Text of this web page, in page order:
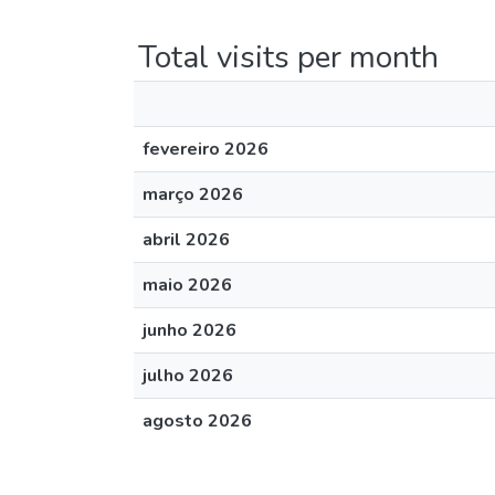
Total visits per month
fevereiro 2026
março 2026
abril 2026
maio 2026
junho 2026
julho 2026
agosto 2026